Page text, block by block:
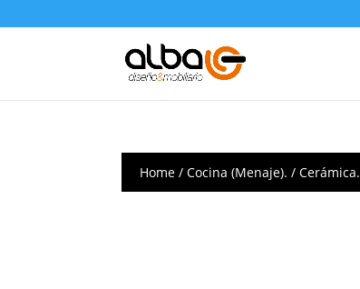
Home /Cocina (Menaje). /Cerámica.